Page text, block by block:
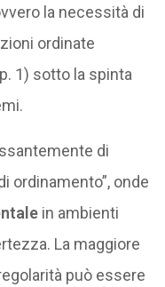
la necessità di
ordinate
1) sotto la spinta
di
ordinamento”, onde
in ambienti
La maggiore
può essere